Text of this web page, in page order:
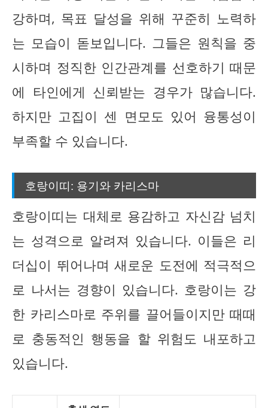
강하며, 목표 달성을 위해 꾸준히 노력하
는 모습이 돋보입니다. 그들은 원칙을 중
시하며 정직한 인간관계를 선호하기 때문
에 타인에게 신뢰받는 경우가 많습니다.
하지만 고집이 센 면모도 있어 융통성이
부족할 수 있습니다.
호랑이띠: 용기와 카리스마
호랑이띠는 대체로 용감하고 자신감 넘치
는 성격으로 알려져 있습니다. 이들은 리
더십이 뛰어나며 새로운 도전에 적극적으
로 나서는 경향이 있습니다. 호랑이는 강
한 카리스마로 주위를 끌어들이지만 때때
로 충동적인 행동을 할 위험도 내포하고
있습니다.